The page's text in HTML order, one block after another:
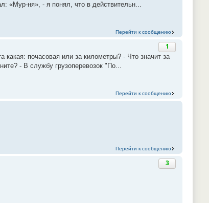
«Мур-ня», - я понял, что в действительн...
Перейти к сообщению
1
почасовая или за километры? - Что значит за
- В службу грузоперевозок "По...
Перейти к сообщению
Перейти к сообщению
3